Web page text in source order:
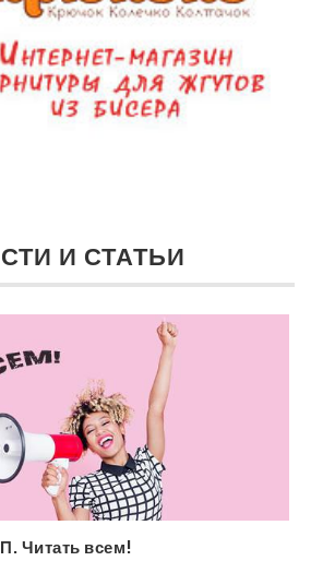
И СТАТЬИ
Читать всем!